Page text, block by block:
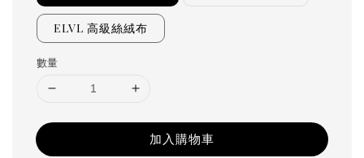
ELVL 高級絲絨布
數量
加入購物車